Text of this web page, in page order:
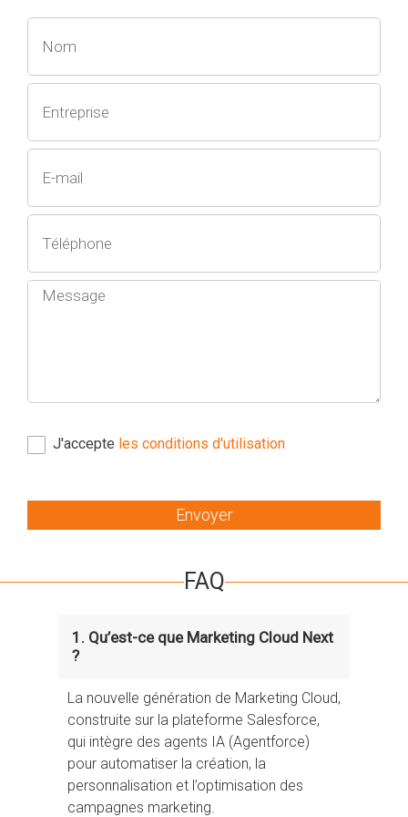
J'accepte les conditions d'utilisation
Envoyer
FAQ
1. Qu’est-ce que Marketing Cloud Next
?
La nouvelle génération de Marketing Cloud,
construite sur la plateforme Salesforce,
qui intègre des agents IA (Agentforce)
pour automatiser la création, la
personnalisation et l’optimisation des
campagnes marketing.